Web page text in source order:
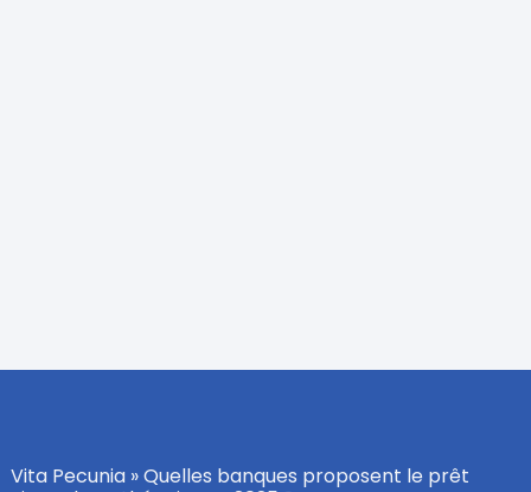
Vita Pecunia»Quelles banques proposent le prêt